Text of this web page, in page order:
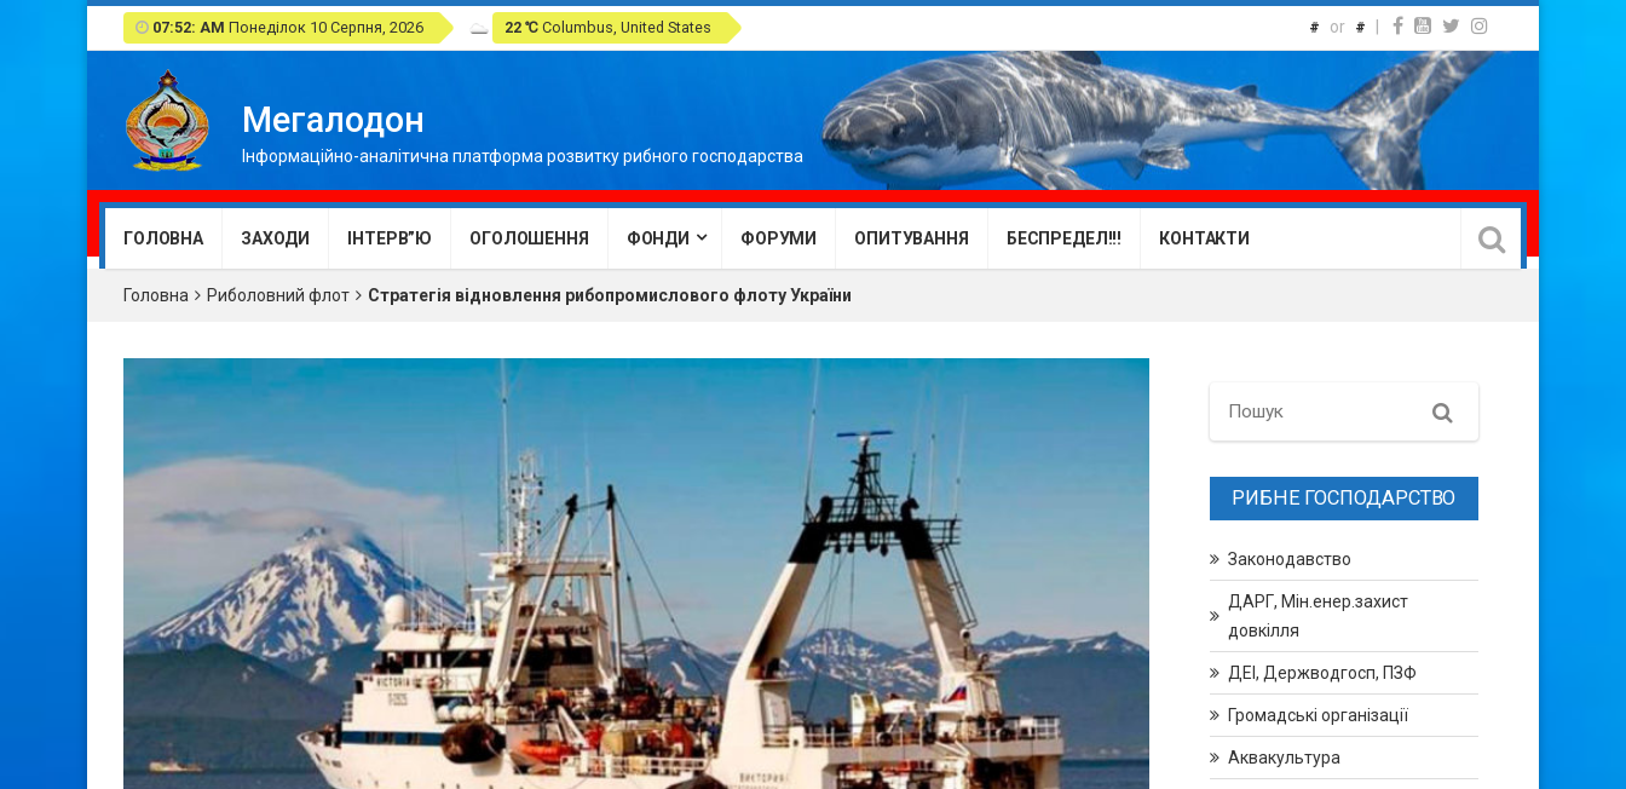
07:52: AM Понеділок 10 Серпня, 2026 22 ℃ Columbus, United States # or #
Мегалодон
Інформаційно-аналітична платформа розвитку рибного господарства
ГОЛОВНА ЗАХОДИ ІНТЕРВ”Ю ОГОЛОШЕННЯ ФОНДИ ФОРУМИ ОПИТУВАННЯ БЕСПРЕДЕЛ!!! КОНТАКТИ
Головна Риболовний флот Стратегія відновлення рибопромислового флоту України
Search
РИБНЕ ГОСПОДАРСТВО
Законодавство
ДАРГ, Мін.енер.захист
довкілля
ДЕІ, Держводгосп, ПЗФ
Громадські організації
Аквакультура